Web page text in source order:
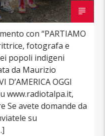
con “PARTIAMO
fotografa e
popoli indigeni
da Maurizio
OGGI
www.radiotalpa.it,
Se avete domande da
su